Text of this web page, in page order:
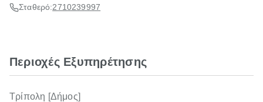
Σταθερό:2710239997
Περιοχές Εξυπηρέτησης
Τρίπολη [Δήμος]